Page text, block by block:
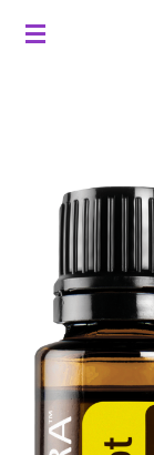
Zum